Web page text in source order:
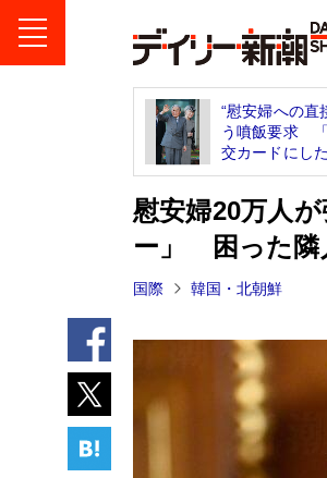
“慰安婦への直
う噴飯要求
交カードにした
慰安婦20万人
ー」 困った隣
国際 韓国・北朝鮮